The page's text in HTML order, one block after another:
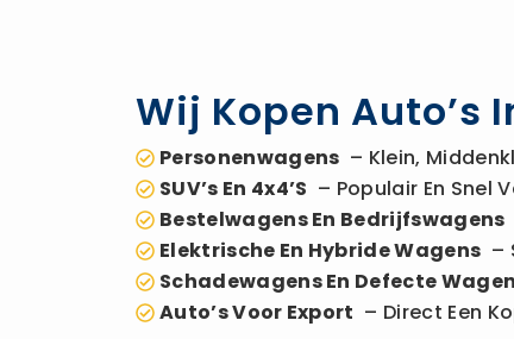
Wij Kopen Auto’s
Personenwagens – Klein,
SUV’s En 4x4’s – Populair En Snel
Bestelwagens En Bedrijfswagens
Elektrische En Hybride Wagens –
Schadewagens En Defecte
Auto’s Voor Export – Direct Een